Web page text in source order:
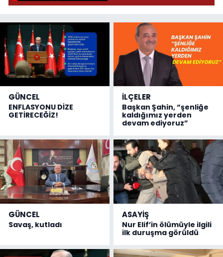
GÜNCEL
ENFLASYONU DİZE
GETİRECEĞİZ!
İLÇELER
Başkan Şahin, “şenliğe
kaldığımız yerden
devam ediyoruz”
GÜNCEL
Savaş, kutladı
ASAYİŞ
Nur Elif’in ölümüyle ilgili
ilk duruşma görüldü